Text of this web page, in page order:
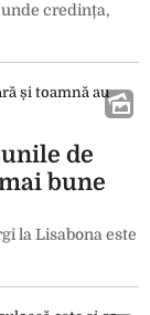
credința,
de
bune
la Lisabona este